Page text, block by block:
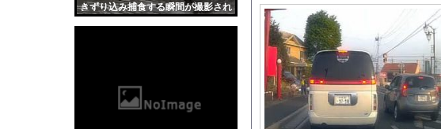
きずり込み捕食する瞬間が撮影され
【医師解説】飲酒後の「締めのラーメン
【画像】「異常独身男性」、トレンド1位
グラドル山根千芽（36歳）の豊満Iカップ
【Xの車窓から】オービスかと思ったら
『君のことが大大大大大好きな100人の
【ポロリ悲話】ネットで拡散してるおっ